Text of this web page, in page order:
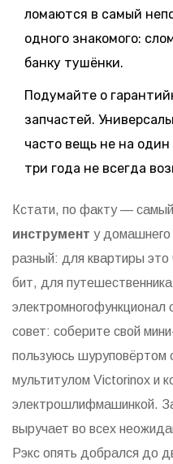
ломаются в самый
одного знакомого:
банку тушёнки.
Подумайте о
запчастей.
часто вещь не на
три года не всегда
Кстати, по факту — самый
инструмент у домашнего
разный: для квартиры
бит, для
совет: соберите свой
пользуюсь шуруповёртом
мультитулом Victorinox и
электрошлифмашинкой.
выручает во всех
Рэкс опять добрался до